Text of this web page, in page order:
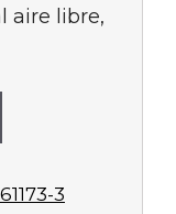
aire libre,
3